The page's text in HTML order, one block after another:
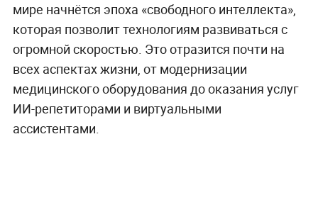
мире начнётся эпоха «свободного интеллекта»,
которая позволит технологиям развиваться с
огромной скоростью. Это отразится почти на
всех аспектах жизни, от модернизации
медицинского оборудования до оказания услуг
ИИ-репетиторами и виртуальными
ассистентами.